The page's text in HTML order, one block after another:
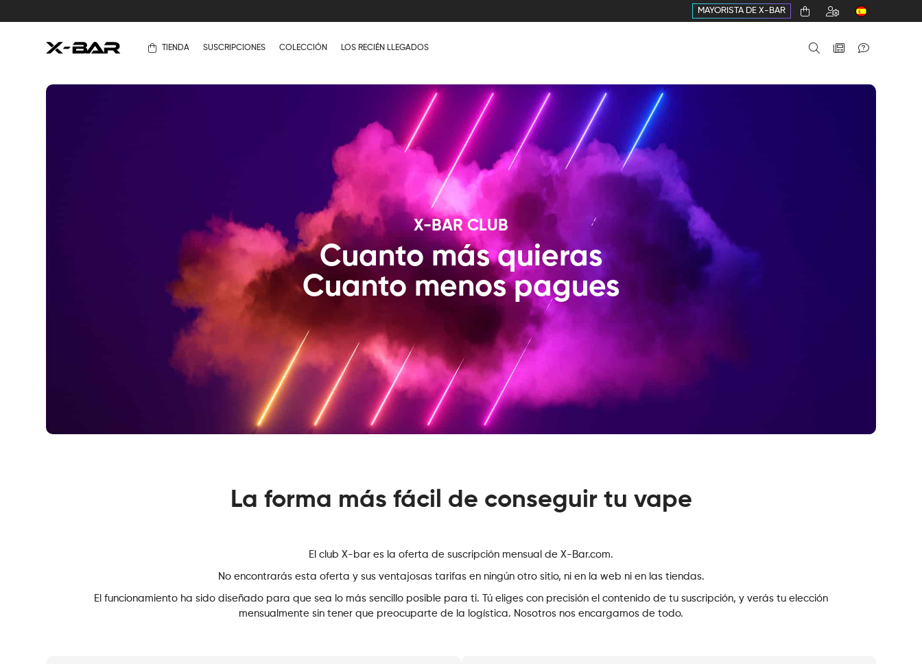
MAYORISTA DE X-BAR
TIENDA SUSCRIPCIONES COLECCIÓN LOS RECIÉN LLEGADOS
X-BAR CLUB
Cuanto más quieras
Cuanto menos pagues
La forma más fácil de conseguir tu vape
El club X-bar es la oferta de suscripción mensual de X-Bar.com.
No encontrarás esta oferta y sus ventajosas tarifas en ningún otro sitio, ni en la web ni en las tiendas.
El funcionamiento ha sido diseñado para que sea lo más sencillo posible para ti. Tú eliges con precisión el contenido de tu suscripción, y verás tu elección
mensualmente sin tener que preocuparte de la logística. Nosotros nos encargamos de todo.